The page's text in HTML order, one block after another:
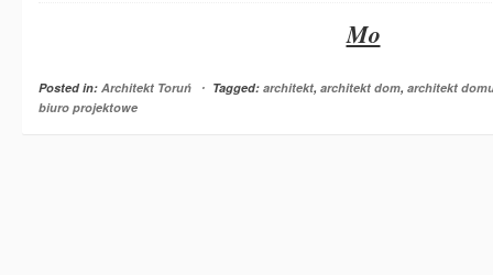
Mo
Posted in: Architekt Toruń ⋅ Tagged: architekt, architekt dom, architekt
biuro projektowe